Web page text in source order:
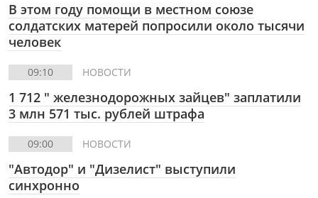
В этом году помощи в местном союзе
солдатских матерей попросили около тысячи
человек
09:10 НОВОСТИ
1 712 " железнодорожных зайцев" заплатили
3 млн 571 тыс. рублей штрафа
09:00 НОВОСТИ
"Автодор" и "Дизелист" выступили
синхронно